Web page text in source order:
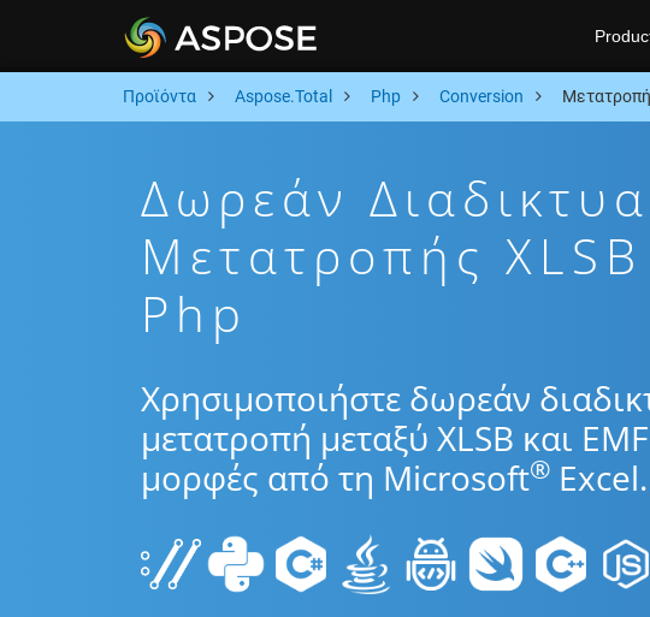
Προϊόντα Aspose.Total Php Conversion
Δωρεάν
Μετατροπής
Php
Χρησιμοποιήστε δωρεάν
μετατροπή μεταξύ XLSB και
μορφές από τη Microsoft® Excel.